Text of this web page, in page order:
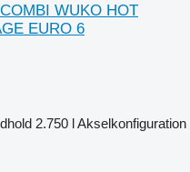
WUKO HOT
EURO 6
2.750 lAkselkonfiguration